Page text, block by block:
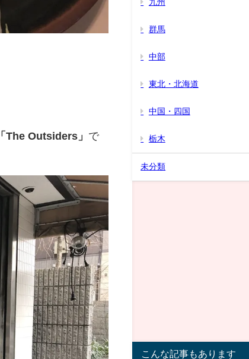
「The Outsiders」 で
九州
群馬
中部
東北・北海道
中国・四国
栃木
未分類
こんな記事もあります